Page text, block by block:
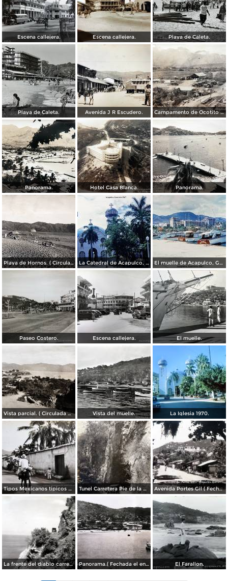
Escena callejera. Escena callejera. Playa de Caleta.
Playa de Caleta. Avenida J R Escudero. Campamento de Ocotito Carretera de Mexico-Acapulco.
Panorama. Hotel Casa Blanca. Panorama.
Playa de Hornos. ( Circulada el 21 de Marzo de 1940 ). La Catedral de Acapulco, Guerrero 1967. El muelle de Acapulco, Guerrero 1967.
Paseo Costero. Escena callejera. El muelle.
Vista parcial. ( Circulada el 23 de Mayo de 1935 ). Vista del muelle. La Iglesia 1970.
Tipos Mexicanos tipicos aguadores.. Tunel Carretera Pie de la Cuesta Acapulco . Avenida Portes Gil ( Fechada el en 1931 ).
La frente del diablo carretera Acapulo a Pie de La Cuesta ( Fechada el en 1931 ). Panorama.( Fechada el en 1931 ). El Farallon.